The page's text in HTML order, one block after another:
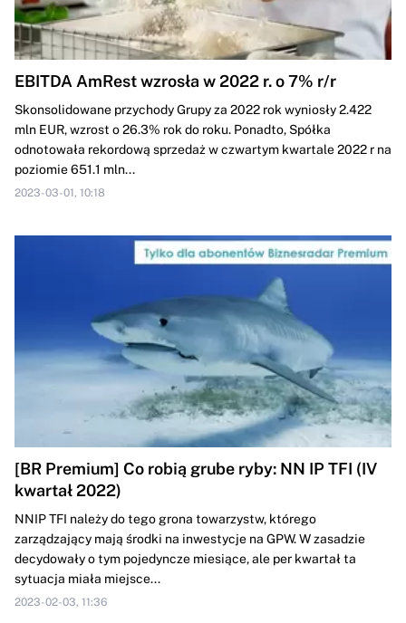
EBITDA AmRest wzrosła w 2022 r. o 7% r/r
Skonsolidowane przychody Grupy za 2022 rok wyniosły 2.422
mln EUR, wzrost o 26.3% rok do roku. Ponadto, Spółka
odnotowała rekordową sprzedaż w czwartym kwartale 2022 r na
poziomie 651.1 mln...
2023-03-01, 10:18
[BR Premium] Co robią grube ryby: NN IP TFI (IV
kwartał 2022)
NNIP TFI należy do tego grona towarzystw, którego
zarządzający mają środki na inwestycje na GPW. W zasadzie
decydowały o tym pojedyncze miesiące, ale per kwartał ta
sytuacja miała miejsce...
2023-02-03, 11:36